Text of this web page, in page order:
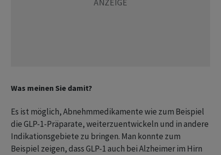
Was meinen Sie damit?
Es ist möglich, Abnehmmedikamente wie zum Beispiel
die GLP-1-Präparate, weiterzuentwickeln und in andere
Indikationsgebiete zu bringen. Man konnte zum
Beispiel zeigen, dass GLP-1 auch bei Alzheimer im Hirn